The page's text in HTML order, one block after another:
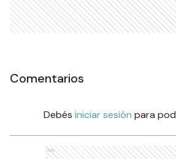
Comentarios
Debés iniciar sesión para
Ads